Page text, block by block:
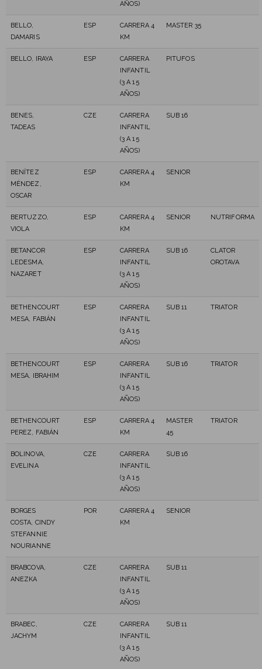
AÑOS)
BELLO,
DAMARIS
ESP
CARRERA 4
KM
MASTER 35
BELLO, IRAYA ESP
CARRERA
INFANTIL
(3 A 15
AÑOS)
PITUFOS
BENES,
TADEAS
CZE
CARRERA
INFANTIL
(3 A 15
AÑOS)
SUB 16
BENÍTEZ
MÉNDEZ,
OSCAR
ESP
CARRERA 4
KM
SENIOR
BERTUZZO,
VIOLA
ESP
CARRERA 4
KM
SENIOR NUTRIFORMA
BETANCOR
LEDESMA,
NAZARET
ESP
CARRERA
INFANTIL
(3 A 15
AÑOS)
SUB 16
CLATOR
OROTAVA
BETHENCOURT
MESA, FABIÁN
ESP
CARRERA
INFANTIL
(3 A 15
AÑOS)
SUB 11 TRIATOR
BETHENCOURT
MESA, IBRAHIM
ESP
CARRERA
INFANTIL
(3 A 15
AÑOS)
SUB 16 TRIATOR
BETHENCOURT
PEREZ, FABIÁN
ESP
CARRERA 4
KM
MASTER
45
TRIATOR
BOLINOVA,
EVELINA
CZE
CARRERA
INFANTIL
(3 A 15
AÑOS)
SUB 16
BORGES
COSTA, CINDY
STEFANNIE
NOURIANNE
POR
CARRERA 4
KM
SENIOR
BRABCOVA,
ANEZKA
CZE
CARRERA
INFANTIL
(3 A 15
AÑOS)
SUB 11
BRABEC,
JACHYM
CZE
CARRERA
INFANTIL
(3 A 15
AÑOS)
SUB 11